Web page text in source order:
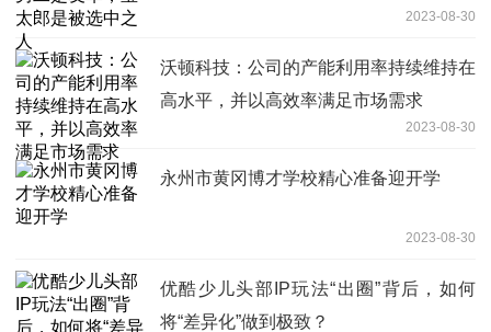
2023-08-30
沃顿科技：公司的产能利用率持续维持在
高水平，并以高效率满足市场需求
2023-08-30
永州市黄冈博才学校精心准备迎开学
2023-08-30
优酷少儿头部IP玩法“出圈”背后，如何
将“差异化”做到极致？